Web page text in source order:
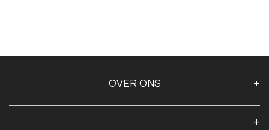
OVER ONS